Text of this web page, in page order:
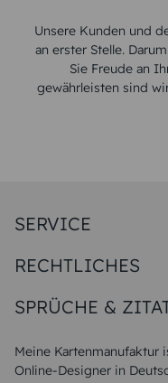
Unsere Kunden und
an erster Stelle.
Sie Freude an
gewährleisten sind
Meine
Online-Designer in
SERVICE
Papiersorten
Unsere Produktion
Magazin
FAQ
RECHTLICHES
Widerrufsbelehrung
SPRÜCHE &
Liebeskummer Sprüche
Sommer Sprüche